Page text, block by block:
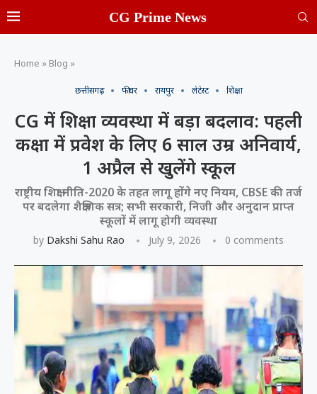
CG Prime News
Home » Blog »
छत्तीसगढ़ फीचर रायपुर लेटेस्ट शिक्षा
CG में शिक्षा व्यवस्था में बड़ा बदलाव: पहली
कक्षा में प्रवेश के लिए 6 साल उम्र अनिवार्य,
1 अप्रैल से खुलेंगे स्कूल
राष्ट्रीय शिक्षा नीति-2020 के तहत लागू होंगे नए नियम, CBSE की तर्ज
पर बदलेगा शैक्षणिक सत्र; सभी सरकारी, निजी और अनुदान प्राप्त
स्कूलों में लागू होगी व्यवस्था
by Dakshi Sahu Rao July 9, 2026 0 comments